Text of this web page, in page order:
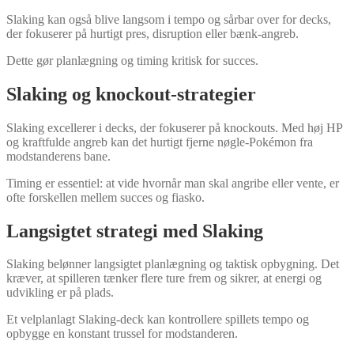
Slaking kan også blive langsom i tempo og sårbar over for decks,
der fokuserer på hurtigt pres, disruption eller bænk-angreb.
Dette gør planlægning og timing kritisk for succes.
Slaking og knockout-strategier
Slaking excellerer i decks, der fokuserer på knockouts. Med høj HP
og kraftfulde angreb kan det hurtigt fjerne nøgle-Pokémon fra
modstanderens bane.
Timing er essentiel: at vide hvornår man skal angribe eller vente, er
ofte forskellen mellem succes og fiasko.
Langsigtet strategi med Slaking
Slaking belønner langsigtet planlægning og taktisk opbygning. Det
kræver, at spilleren tænker flere ture frem og sikrer, at energi og
udvikling er på plads.
Et velplanlagt Slaking-deck kan kontrollere spillets tempo og
opbygge en konstant trussel for modstanderen.